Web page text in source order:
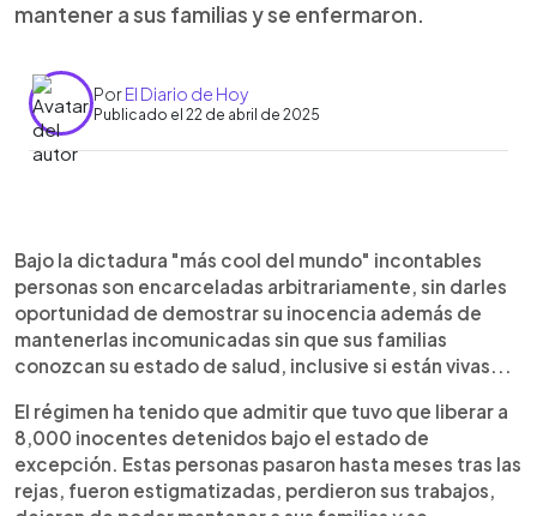
mantener a sus familias y se enfermaron.
PorEl Diario de Hoy
Publicado el 22 de abril de 2025
► Escuchar artículo
Bajo la dictadura "más cool del mundo" incontables
personas son encarceladas arbitrariamente, sin darles
oportunidad de demostrar su inocencia además de
mantenerlas incomunicadas sin que sus familias
conozcan su estado de salud, inclusive si están vivas...
El régimen ha tenido que admitir que tuvo que liberar a
8,000 inocentes detenidos bajo el estado de
excepción. Estas personas pasaron hasta meses tras las
rejas, fueron estigmatizadas, perdieron sus trabajos,